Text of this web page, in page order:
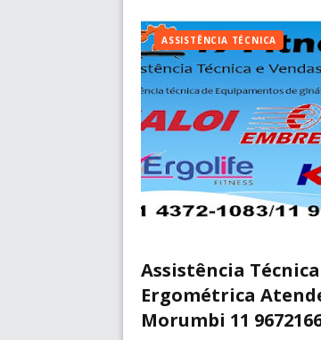
ASSISTÊNCIA TÉCNICA
Assistência
Ergométrica
Morumbi 11